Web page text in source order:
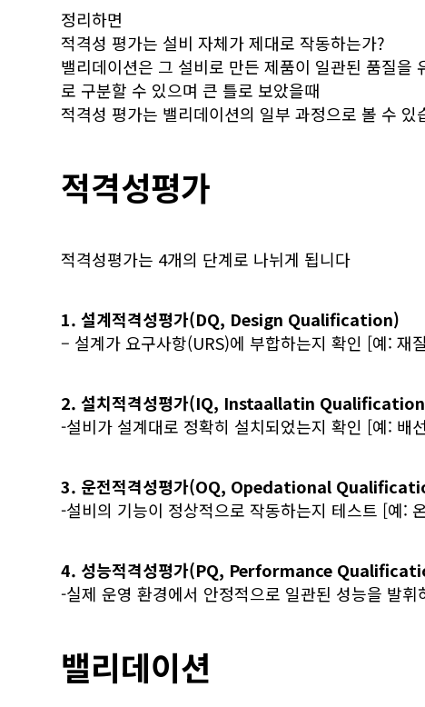
정리하면
적격성 평가는 설비 자체가 제대로 작동하는가?
밸리데이션은 그 설비로 만든 제품이 일관된 품질을
로 구분할 수 있으며 큰 틀로 보았을때
적격성 평가는 밸리데이션의 일부 과정으로 볼 수 있
적격성평가
적격성평가는 4개의 단계로 나뉘게 됩니다
1. 설계적격성평가(DQ, Design Qualification)
– 설계가 요구사항(URS)에 부합하는지 확인 [예: 재
2. 설치적격성평가(IQ, Instaallatin
-설비가 설계대로 정확히 설치되었는지 확인 [예: 배
3. 운전적격성평가(OQ, Opedational
-설비의 기능이 정상적으로 작동하는지 테스트 [예:
4. 성능적격성평가(PQ, Performance
-실제 운영 환경에서 안정적으로 일관된 성능을 발
밸리데이션